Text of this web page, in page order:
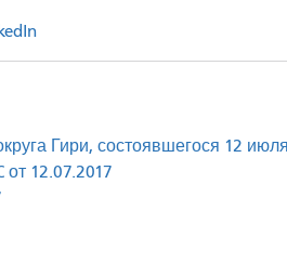
Гири, состоявшегося 12
от 12.07.2017